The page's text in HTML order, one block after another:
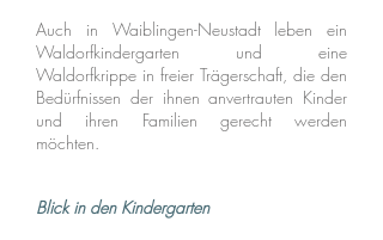
Auch in Waiblingen-Neustadt leben ein
Waldorfkindergarten und eine
Waldorfkrippe in freier Trägerschaft, die den
Bedürfnissen der ihnen anvertrauten Kinder
und ihren Familien gerecht werden
möchten.
Blick in den Kindergarten